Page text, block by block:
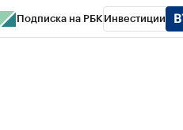
Подписка на РБК Инвестиции